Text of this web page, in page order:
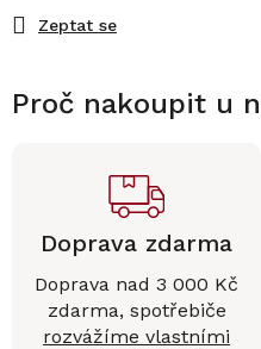
Zeptat se
Proč nakoupit u
Doprava zdarma
Doprava nad 3 000 Kč
zdarma, spotřebiče
rozvážíme vlastními